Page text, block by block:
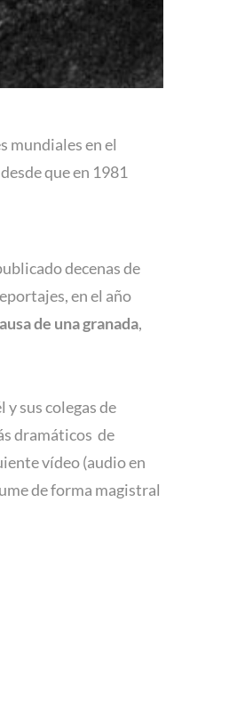
mundiales en el
que en 1981
decenas de
en el año
de una granada,
y sus colegas de
dramáticos de
vídeo (audio en
de forma magistral